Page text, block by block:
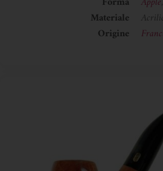
Materiale
Origine